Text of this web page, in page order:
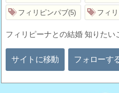
フィリピンパブ 5 フィ
フィリピーナとの結婚 知りたい
サイトに移動 フォローす